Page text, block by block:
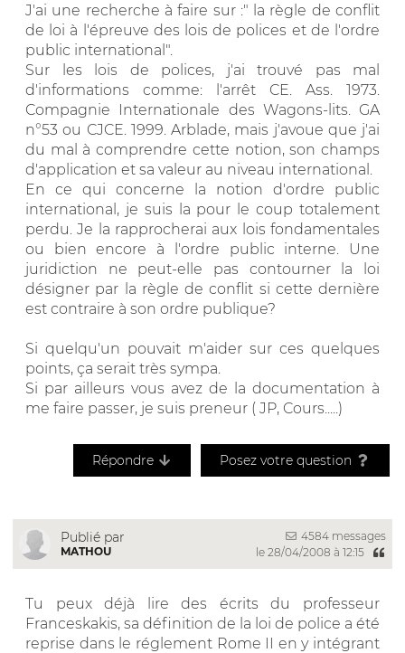
J'ai une recherche à faire sur :" la règle de conflit
de loi à l'épreuve des lois de polices et de l'ordre
public international".
Sur les lois de polices, j'ai trouvé pas mal
d'informations comme: l'arrêt CE. Ass. 1973.
Compagnie Internationale des Wagons-lits. GA
n°53 ou CJCE. 1999. Arblade, mais j'avoue que j'ai
du mal à comprendre cette notion, son champs
d'application et sa valeur au niveau international.
En ce qui concerne la notion d'ordre public
international, je suis la pour le coup totalement
perdu. Je la rapprocherai aux lois fondamentales
ou bien encore à l'ordre public interne. Une
juridiction ne peut-elle pas contourner la loi
désigner par la règle de conflit si cette dernière
est contraire à son ordre publique?
Si quelqu'un pouvait m'aider sur ces quelques
points, ça serait très sympa.
Si par ailleurs vous avez de la documentation à
me faire passer, je suis preneur ( JP, Cours.....)
Répondre Posez votre question
Publié par
MATHOU
4584 messages
le 28/04/2008 à 12:15
Tu peux déjà lire des écrits du professeur
Franceskakis, sa définition de la loi de police a été
reprise dans le réglement Rome II en y intégrant